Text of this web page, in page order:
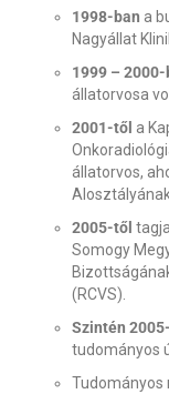
1998-ban a
Nagyállat
1999 – 2000-
állatorvosa
2001-től a
állatorvos,
2005-től
Somogy
(RCVS).
Szintén
tudományos
Tudományos